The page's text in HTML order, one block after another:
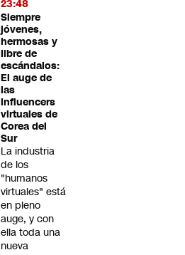
23:48
Siempre
jóvenes,
hermosas y
libre de
escándalos:
El auge de
las
influencers
virtuales de
Corea del
Sur
La industria
de los
"humanos
virtuales" está
en pleno
auge, y con
ella toda una
nueva